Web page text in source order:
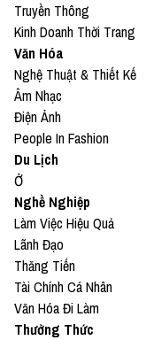
Truyền Thông
Kinh Doanh Thời Trang
Văn Hóa
Nghệ Thuật & Thiết Kế
Âm Nhạc
Điện Ảnh
People In Fashion
Du Lịch
Ở
Nghề Nghiệp
Làm Việc Hiệu Quả
Lãnh Đạo
Thăng Tiến
Tài Chính Cá Nhân
Văn Hóa Đi Làm
Thưởng Thức